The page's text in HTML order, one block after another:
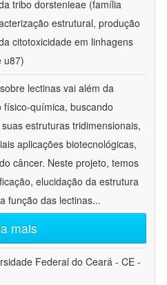
tribo dorstenieae (família
estrutural, produção
citotoxicidade em linhagens
u87)
lectinas vai além da
química, buscando
estruturas tridimensionais,
aplicações biotecnológicas,
câncer. Neste projeto, temos
elucidação da estrutura
função das lectinas...
mais
Federal do Ceará - CE -